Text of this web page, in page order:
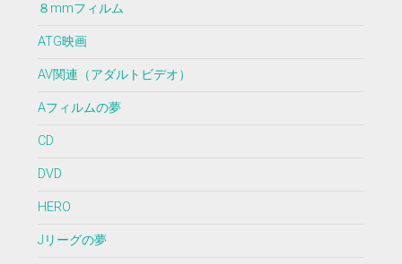
８mmフィルム
ATG映画
AV関連（アダルトビデオ）
Aフィルムの夢
CD
DVD
HERO
Jリーグの夢